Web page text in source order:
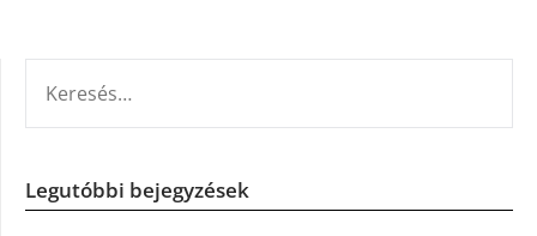
Legutóbbi bejegyzések